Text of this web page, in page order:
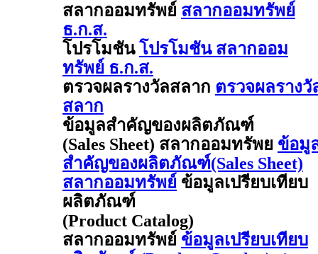
สลากออมทรัพย์ สลากออมทรัพย์
ธ.ก.ส.
โปรโมชัน โปรโมชัน สลากออม
ทรัพย์ ธ.ก.ส.
ตรวจผลรางวัลสลาก ตรวจผลรางวั
สลาก
ข้อมูลสำคัญของผลิตภัณฑ์
(Sales Sheet) สลากออมทรัพย ข้อมู
สำคัญของผลิตภัณฑ์(Sales Sheet)
สลากออมทรัพย์ ข้อมูลเปรียบเทียบ
ผลิตภัณฑ์
(Product Catalog)
สลากออมทรัพย์ ข้อมูลเปรียบเทียบ